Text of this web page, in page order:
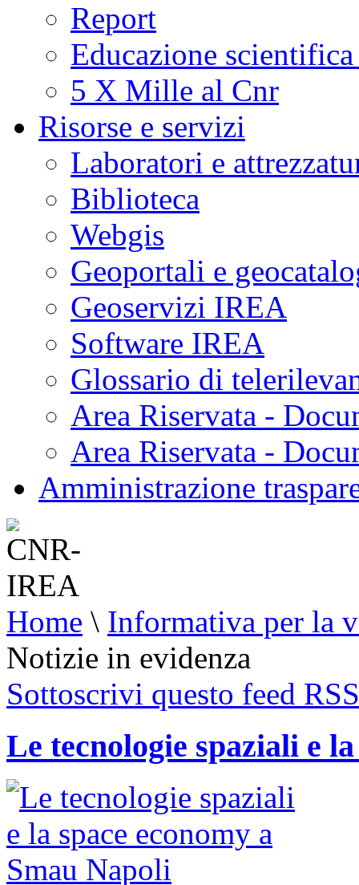
Report
Educazione
5 X Mille al Cnr
Risorse e servizi
Laboratori e
Biblioteca
Webgis
Geoportali e
Geoservizi IREA
Software IREA
Glossario di
Area Riservata -
Area Riservata -
Amministrazione
Home \ Informativa per la
Notizie in evidenza
Sottoscrivi questo feed RSS
Le tecnologie spaziali e